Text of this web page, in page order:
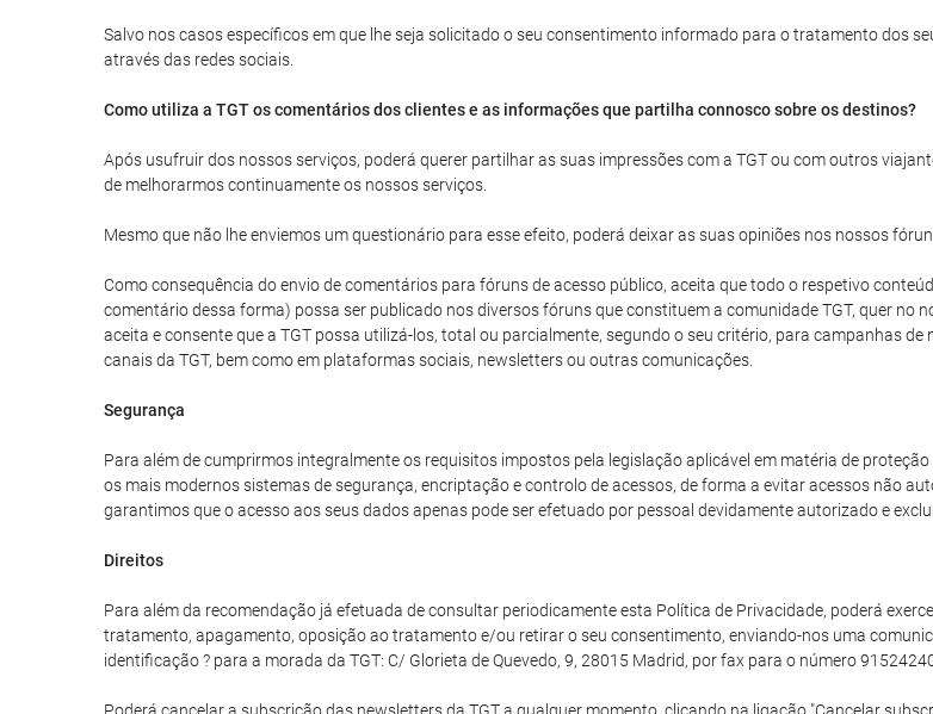
Salvo nos casos específicos em que lhe seja solicitado o seu consentimento informado para o tratamento dos
através das redes sociais.
Como utiliza a TGT os comentários dos clientes e as informações que partilha connosco sobre os destinos?
Após usufruir dos nossos serviços, poderá querer partilhar as suas impressões com a TGT ou com outros
de melhorarmos continuamente os nossos serviços.
Mesmo que não lhe enviemos um questionário para esse efeito, poderá deixar as suas opiniões nos nossos
Como consequência do envio de comentários para fóruns de acesso público, aceita que todo o respetivo
comentário dessa forma) possa ser publicado nos diversos fóruns que constituem a comunidade TGT, quer no
aceita e consente que a TGT possa utilizá-los, total ou parcialmente, segundo o seu critério, para campanhas
canais da TGT, bem como em plataformas sociais, newsletters ou outras comunicações.
Segurança
Para além de cumprirmos integralmente os requisitos impostos pela legislação aplicável em matéria de
os mais modernos sistemas de segurança, encriptação e controlo de acessos, de forma a evitar acessos não
garantimos que o acesso aos seus dados apenas pode ser efetuado por pessoal devidamente autorizado e
Direitos
Para além da recomendação já efetuada de consultar periodicamente esta Política de Privacidade, poderá
tratamento, apagamento, oposição ao tratamento e/ou retirar o seu consentimento, enviando-nos uma
identificação ? para a morada da TGT: C/ Glorieta de Quevedo, 9, 28015 Madrid, por fax para o número